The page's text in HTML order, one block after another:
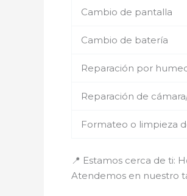
Cambio de pantalla
Cambio de batería
Reparación por
Reparación de
Formateo o limpieza
📍 Estamos cerca de ti:
Atendemos en nuestro